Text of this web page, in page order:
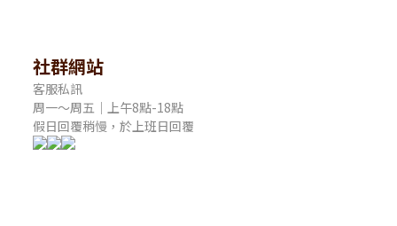
社群網站
客服私訊
周一～周五｜上午8點-18點
假日回覆稍慢，於上班日回覆